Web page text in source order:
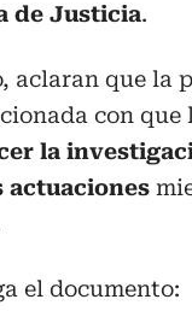
de Justicia.
aclaran que la
con que
la
actuaciones
el documento: